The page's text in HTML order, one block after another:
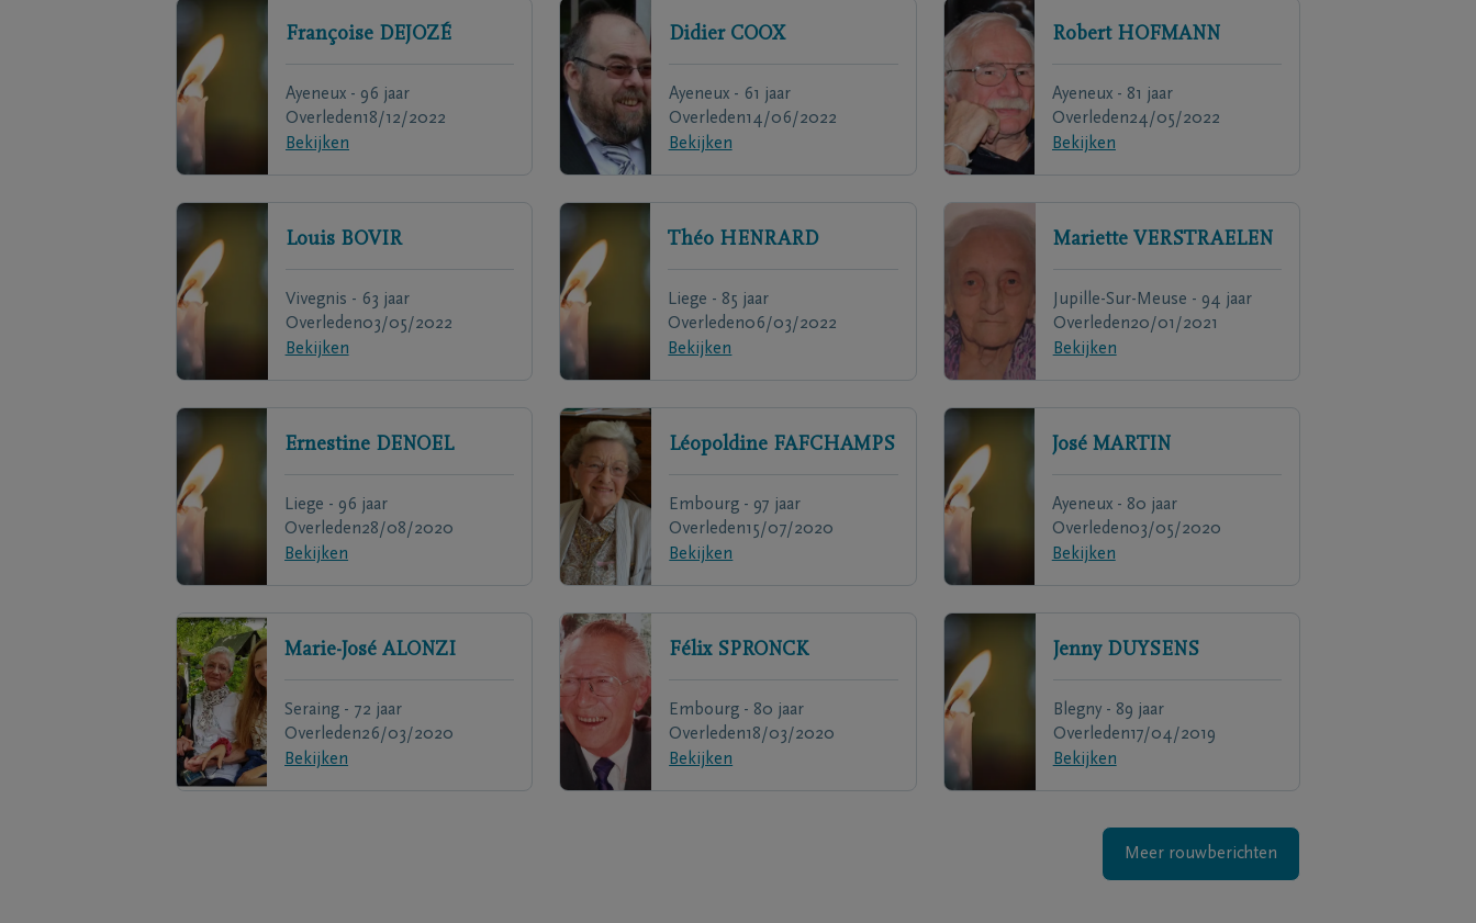
Françoise DEJOZÉ
Ayeneux - 96 jaar
Overleden18/12/2022
Bekijken
Didier COOX
Ayeneux - 61 jaar
Overleden14/06/2022
Bekijken
Robert HOFMANN
Ayeneux - 81 jaar
Overleden24/05/2022
Bekijken
Louis BOVIR
Vivegnis - 63 jaar
Overleden03/05/2022
Bekijken
Théo HENRARD
Liege - 85 jaar
Overleden06/03/2022
Bekijken
Mariette VERSTRAELEN
Jupille-Sur-Meuse - 94 jaar
Overleden20/01/2021
Bekijken
Ernestine DENOEL
Liege - 96 jaar
Overleden28/08/2020
Bekijken
Léopoldine FAFCHAMPS
Embourg - 97 jaar
Overleden15/07/2020
Bekijken
José MARTIN
Ayeneux - 80 jaar
Overleden03/05/2020
Bekijken
Marie-José ALONZI
Seraing - 72 jaar
Overleden26/03/2020
Bekijken
Félix SPRONCK
Embourg - 80 jaar
Overleden18/03/2020
Bekijken
Jenny DUYSENS
Blegny - 89 jaar
Overleden17/04/2019
Bekijken
Meer rouwberichten